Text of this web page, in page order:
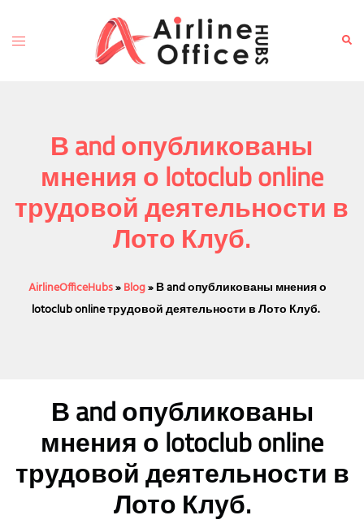
content
Toggle
В and опубликованы
мнения о lotoclub online
трудовой деятельности в
Лото Клуб.
AirlineOfficeHubs»Blog»В and опубликованы мнения о
lotoclub online трудовой деятельности в Лото Клуб.
В and опубликованы
мнения о lotoclub online
трудовой деятельности в
Лото Клуб.